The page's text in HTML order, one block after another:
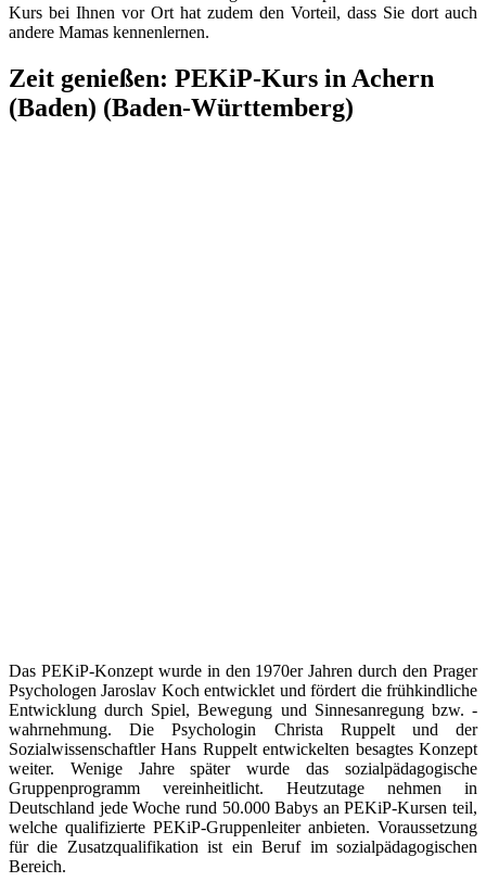
Kurs bei Ihnen vor Ort hat zudem den Vorteil, dass Sie dort auch
andere Mamas kennenlernen.
Zeit genießen: PEKiP-Kurs in Achern
(Baden) (Baden-Württemberg)
Das PEKiP-Konzept wurde in den 1970er Jahren durch den Prager
Psychologen Jaroslav Koch entwicklet und fördert die frühkindliche
Entwicklung durch Spiel, Bewegung und Sinnesanregung bzw. -
wahrnehmung. Die Psychologin Christa Ruppelt und der
Sozialwissenschaftler Hans Ruppelt entwickelten besagtes Konzept
weiter. Wenige Jahre später wurde das sozialpädagogische
Gruppenprogramm vereinheitlicht. Heutzutage nehmen in
Deutschland jede Woche rund 50.000 Babys an PEKiP-Kursen teil,
welche qualifizierte PEKiP-Gruppenleiter anbieten. Voraussetzung
für die Zusatzqualifikation ist ein Beruf im sozialpädagogischen
Bereich.